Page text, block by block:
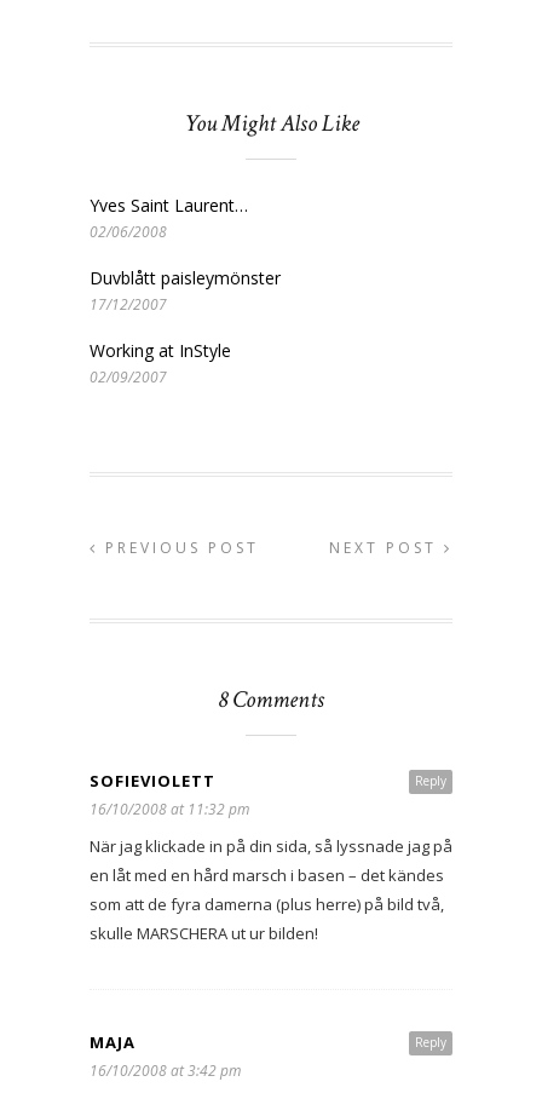
You Might Also Like
Yves Saint Laurent…
02/06/2008
Duvblått paisleymönster
17/12/2007
Working at InStyle
02/09/2007
PREVIOUS POST NEXT POST
8 Comments
Reply
SOFIEVIOLETT
16/10/2008 at 11:32 pm
När jag klickade in på din sida, så lyssnade jag på
en låt med en hård marsch i basen – det kändes
som att de fyra damerna (plus herre) på bild två,
skulle MARSCHERA ut ur bilden!
Reply
MAJA
16/10/2008 at 3:42 pm